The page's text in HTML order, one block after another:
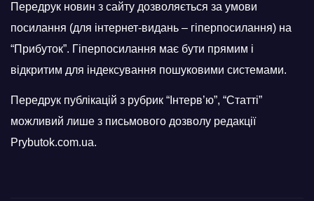
Передрук новин з сайту дозволяється за умови
посилання (для інтернет-видань – гіперпосилання) на
“Прибуток”. Гіперпосилання має бути прямим і
відкритим для індексування пошуковими системами.
Передрук публікацій з рубрик “Інтерв’ю”, “Статті”
можливий лише з письмового дозволу редакції
Prybutok.com.ua.